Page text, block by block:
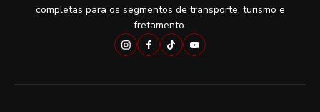
completas para os segmentos de transporte, turismo e
fretamento.